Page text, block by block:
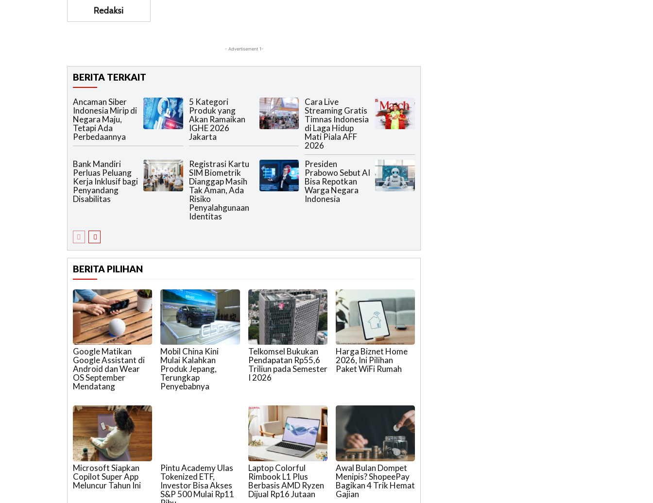
Redaksi
- Advertisement 1-
BERITA TERKAIT
Ancaman Siber
Indonesia Mirip di
Negara Maju,
Tetapi Ada
Perbedaannya
5 Kategori
Produk yang
Akan Ramaikan
IGHE 2026
Jakarta
Cara Live
Streaming Gratis
Timnas Indonesia
di Laga Hidup
Mati Piala AFF
2026
Bank Mandiri
Perluas Peluang
Kerja Inklusif bagi
Penyandang
Disabilitas
Registrasi Kartu
SIM Biometrik
Dianggap Masih
Tak Aman, Ada
Risiko
Penyalahgunaan
Identitas
Presiden
Prabowo Sebut AI
Bisa Repotkan
Warga Negara
Indonesia
BERITA PILIHAN
Google Matikan
Google Assistant di
Android dan Wear
OS September
Mendatang
Mobil China Kini
Mulai Kalahkan
Produk Jepang,
Terungkap
Penyebabnya
Telkomsel Bukukan
Pendapatan Rp55,6
Triliun pada Semester
I 2026
Harga Biznet Home
2026, Ini Pilihan
Paket WiFi Rumah
Microsoft Siapkan
Copilot Super App
Meluncur Tahun Ini
Pintu Academy Ulas
Tokenized ETF,
Investor Bisa Akses
S&P 500 Mulai Rp11
Laptop Colorful
Rimbook L1 Plus
Berbasis AMD Ryzen
Dijual Rp16 Jutaan
Awal Bulan Dompet
Menipis? ShopeePay
Bagikan 4 Trik Hemat
Gajian